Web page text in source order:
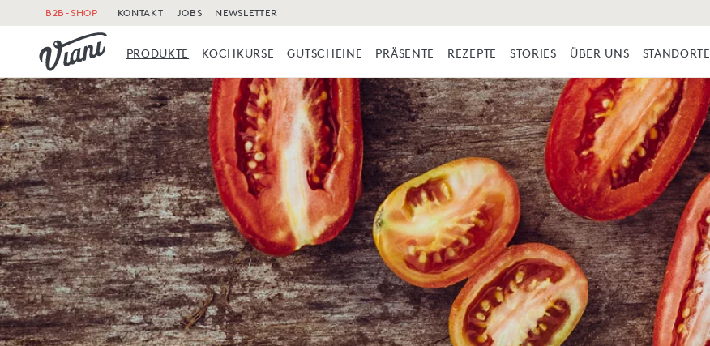
B2B-SHOP KONTAKT JOBS NEWSLETTER
PRODUKTE KOCHKURSE GUTSCHEINE PRÄSENTE REZEPTE STORIES ÜBER UNS STANDORTE